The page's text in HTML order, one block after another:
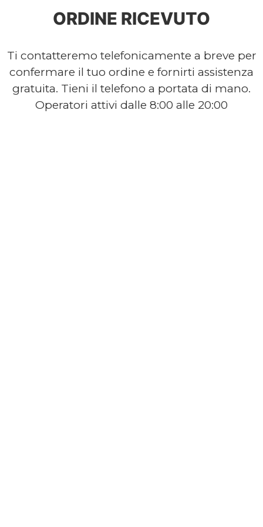
ORDINE RICEVUTO
Ti contatteremo telefonicamente a breve per
confermare il tuo ordine e fornirti assistenza
gratuita. Tieni il telefono a portata di mano.
Operatori attivi dalle 8:00 alle 20:00